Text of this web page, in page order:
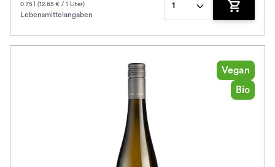
0.75 l (12.65 € / 1 Liter)
Lebensmittelangaben
1
Zum
Vegan
Bio